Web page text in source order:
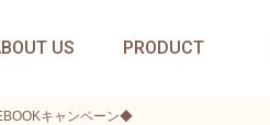
US PRODUCT
キャンペーン◆